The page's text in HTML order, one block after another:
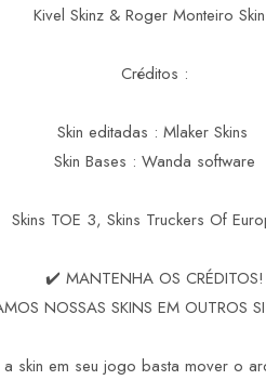
Kivel Skinz & Roger Monteiro
Créditos :
Skin editadas : Mlaker Skins
Skin Bases : Wanda software
Skins TOE 3, Skins Truckers Of
✔️ MANTENHA OS CRÉDITOS!
NOSSAS SKINS EM OUTROS
a skin em seu jogo basta mover o